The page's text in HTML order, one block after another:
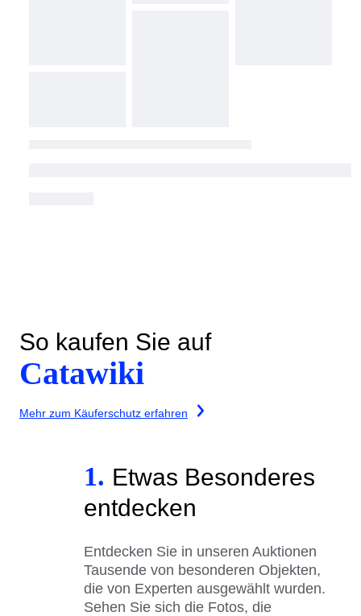
So kaufen Sie auf
Catawiki
Mehr zum Käuferschutz erfahren
1. Etwas Besonderes
entdecken
Entdecken Sie in unseren Auktionen
Tausende von besonderen Objekten,
die von Experten ausgewählt wurden.
Sehen Sie sich die Fotos, die